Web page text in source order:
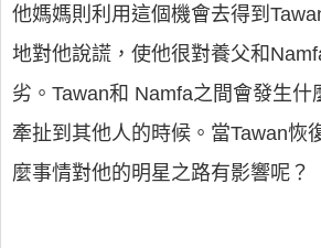
他媽媽則利用這個機會去得到
地對他說謊，使他很對養父和
劣。Tawan和 Namfa之間會發生什
牽扯到其他人的時候。當Tawan恢
麼事情對他的明星之路有影響呢？